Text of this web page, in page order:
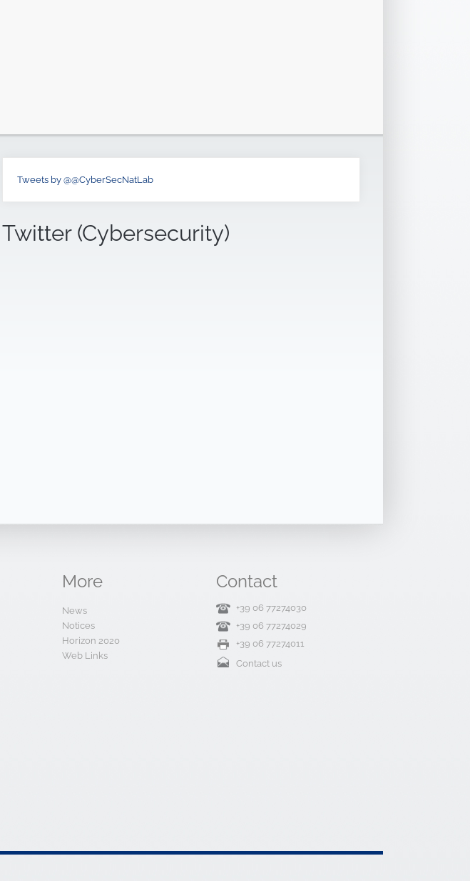
Tweets by @@CyberSecNatLab
Twitter (Cybersecurity)
More
News
Notices
Horizon 2020
Web Links
Contact
+39 06 77274030
+39 06 77274029
+39 06 77274011
Contact us